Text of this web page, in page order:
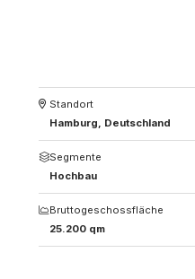
Standort
Hamburg, Deutschland
Segmente
Hochbau
Bruttogeschossfläche
25.200 qm